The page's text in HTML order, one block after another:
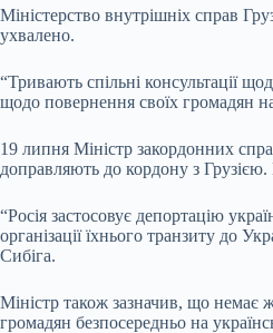
Міністерство внутрішніх справ
ухвалено.
“Тривають спільні консультації
щодо повернення своїх громадян
19 липня Міністр закордонних
доправляють до кордону з
“Росія застосовує депортацію
організації їхнього транзиту до
Сибіга.
Міністр також зазначив, що немає
громадян безпосередньо на